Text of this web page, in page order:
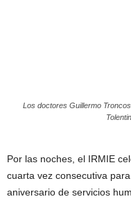
Los doctores Guillermo
Por las noches, el IRMIE
cuarta vez consecutiva
aniversario de servicios